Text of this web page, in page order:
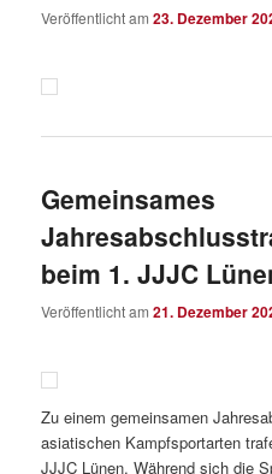
Veröffentlicht am23. Dezember
Gemeinsames
beim 1. JJJC
Veröffentlicht am21. Dezember
Zu einem gemeinsamen
asiatischen Kampfsportarten
JJJC Lünen. Während sich die